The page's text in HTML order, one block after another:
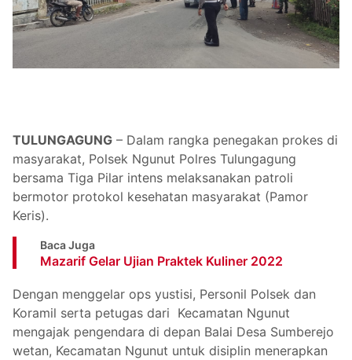
TULUNGAGUNG – Dalam rangka penegakan prokes di
masyarakat, Polsek Ngunut Polres Tulungagung
bersama Tiga Pilar intens melaksanakan patroli
bermotor protokol kesehatan masyarakat (Pamor
Keris).
Baca Juga
Mazarif Gelar Ujian Praktek Kuliner 2022
Dengan menggelar ops yustisi, Personil Polsek dan
Koramil serta petugas dari Kecamatan Ngunut
mengajak pengendara di depan Balai Desa Sumberejo
wetan, Kecamatan Ngunut untuk disiplin menerapkan